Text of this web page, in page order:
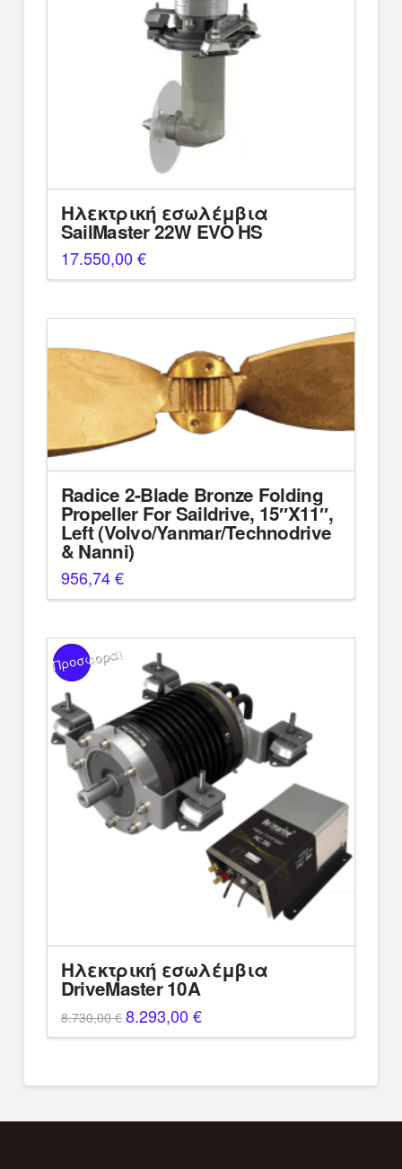
Ηλεκτρική εσωλέμβια
SailMaster 22W EVO HS
17.550,00€
Radice 2-Blade Bronze Folding
Propeller For Saildrive, 15″X11″,
Left (Volvo/Yanmar/Technodrive
& Nanni)
956,74€
Προσφορά!
Ηλεκτρική εσωλέμβια
DriveMaster 10A
8.730,00€ Original
price
was:
8.293,00€Η
τρέχουσα
τιμή